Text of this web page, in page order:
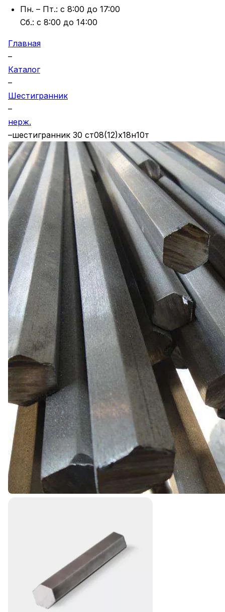
Пн. – Пт.: с 8:00 до 17:00
Cб.: с 8:00 до 14:00
Главная
–
Каталог
–
Шестигранник
–
нерж.
–шестигранник 30 ст08(12)х18н10т